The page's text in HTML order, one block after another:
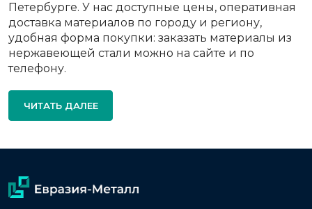
Петербурге. У нас доступные цены, оперативная
доставка материалов по городу и региону,
удобная форма покупки: заказать материалы из
нержавеющей стали можно на сайте и по
телефону.
ЧИТАТЬ ДАЛЕЕ